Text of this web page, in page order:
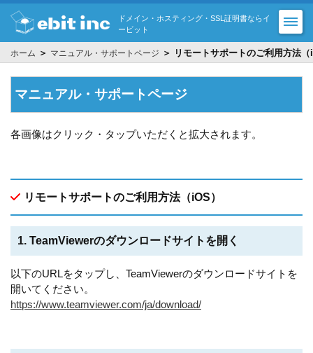
ドメイン・ホスティング・SSL証明書ならイ
ービット
ホーム ＞ マニュアル・サポートページ ＞ リモートサポートのご利用方法
マニュアル・サポートページ
各画像はクリック・タップいただくと拡大されます。
リモートサポートのご利用方法（iOS）
1. TeamViewerのダウンロードサイトを開く
以下のURLをタップし、TeamViewerのダウンロードサイトを
開いてください。
https://www.teamviewer.com/ja/download/